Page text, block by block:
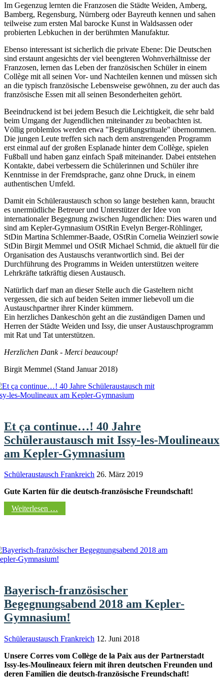
Im Gegenzug lernten die Franzosen die Städte Weiden, Amberg,
Bamberg, Regensburg, Nürnberg oder Bayreuth kennen und sahen
teilweise zum ersten Mal barocke Kunst in Waldsassen oder
probierten Lebkuchen in der berühmten Manufaktur.
Ebenso interessant ist sicherlich die private Ebene: Die Deutschen
sind erstaunt angesichts der viel beengteren Wohnverhältnisse der
Franzosen, lernen das Leben der französischen Schüler in einem
Collège mit all seinen Vor- und Nachteilen kennen und müssen sich
an die typisch französische Lebensweise gewöhnen, zu der auch das
französische Essen mit all seinen Besonderheiten gehört.
Beeindruckend ist bei jedem Besuch die Leichtigkeit, die sehr bald
beim Umgang der Jugendlichen miteinander zu beobachten ist.
Völlig problemlos werden etwa "Begrüßungsrituale" übernommen.
Die jungen Leute treffen sich nach dem anstrengenden Programm
erst einmal auf der großen Esplanade hinter dem Collège, spielen
Fußball und haben ganz einfach Spaß miteinander. Dabei entstehen
Kontakte, dabei verbessern die Schülerinnen und Schüler ihre
Kenntnisse in der Fremdsprache, ganz ohne Druck, in einem
authentischen Umfeld.
Damit ein Schüleraustausch schon so lange bestehen kann, braucht
es unermüdliche Betreuer und Unterstützer der Idee von
internationaler Begegnung zwischen Jugendlichen: Dies waren und
sind am Kepler-Gymnasium OStRin Evelyn Berger-Röhlinger,
StDin Martina Schlemmer-Baade, OStRin Cornelia Weinzierl sowie
StDin Birgit Memmel und OStR Michael Schmid, die aktuell für die
Organisation des Austauschs verantwortlich sind. Bei der
Durchführung des Programms in Weiden unterstützen weitere
Lehrkräfte tatkräftig diesen Austausch.
Natürlich darf man an dieser Stelle auch die Gasteltern nicht
vergessen, die sich auf beiden Seiten immer liebevoll um die
Austauschpartner ihrer Kinder kümmern.
Ein herzliches Dankeschön geht an die zuständigen Damen und
Herren der Städte Weiden und Issy, die unser Austauschprogramm
mit Rat und Tat unterstützen.
Herzlichen Dank - Merci beaucoup!
Birgit Memmel (Stand Januar 2018)
Et ça continue…! 40 Jahre
Schüleraustausch mit Issy-les-Moulineaux
am Kepler-Gymnasium
Schüleraustausch Frankreich 26. März 2019
Gute Karten für die deutsch-französische Freundschaft!
Weiterlesen …
Bayerisch-französischer
Begegnungsabend 2018 am Kepler-
Gymnasium!
Schüleraustausch Frankreich 12. Juni 2018
Unsere Corres vom Collège de la Paix aus der Partnerstadt
Issy-les-Moulineaux feiern mit ihren deutschen Freunden und
deren Familien die deutsch-französische Freundschaft!